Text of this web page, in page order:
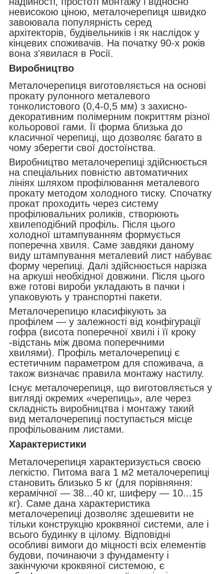
невисокою ціною, металочерепиця швидко
завоювала популярність серед
архітекторів, будівельників і як наслідок у
кінцевих споживачів. На початку 90-х років
вона з'явилася в Росії.
Виробництво
Металочерепиця виготовляється на основі
прокату рулонного металевого
тонколистового (0,4-0,5 мм) з захисно-
декоративним полімерним покриттям різної
кольорової гами. Її форма близька до
класичної черепиці, що дозволяє багато в
чому зберегти свої достоїнства.
Виробництво металочерепиці здійснюється
на спеціальних повністю автоматичних
лініях шляхом профілювання металевого
прокату методом холодного тиску. Спочатку
прокат проходить через систему
профілювальних роликів, створюють
хвилеподібний профіль. Після цього
холодної штампуванням формується
поперечна хвиля. Саме завдяки даному
виду штампування металевий лист набуває
форму черепиці. Далі здійснюється нарізка
на аркуші необхідної довжини. Після цього
вже готові вироби укладають в пачки і
упаковують у транспортні пакети.
Металочерепицю класифікують за
профілем — у залежності від конфігурації
гофра (висота поперечної хвилі і її кроку
-відстань між двома поперечними
хвилями). Профіль металочерепиці є
естетичним параметром для споживача, а
також визначає правила монтажу настилу.
Існує металочерепиця, що виготовляється у
вигляді окремих «черепиць», але через
складність виробництва і монтажу такий
вид металочерепиці поступається місце
профільованим листами.
Характеристики
Металочерепиця характеризується своєю
легкістю. Питома вага 1 м2 металочерепиці
становить близько 5 кг (для порівняння:
керамічної — 38...40 кг, шиферу — 10...15
кг). Саме дана характеристика
металочерепиці дозволяє здешевити не
тільки конструкцію кроквяної системи, але і
всього будинку в цілому. Відповідні
особливі вимоги до міцності всіх елементів
будови, починаючи з фундаменту і
закінчуючи кроквяної системою, є